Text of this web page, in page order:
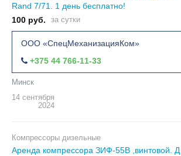
Rand 7/71. 1 день бесплатно!
100 руб.
за сутки
ООО «СпецМеханизацияКом»
+375 44 766-11-33
Минск
14 сентября
2024
Компрессоры дизельные
Аренда компрессора ЗИФ-55В ,винтовой. Д